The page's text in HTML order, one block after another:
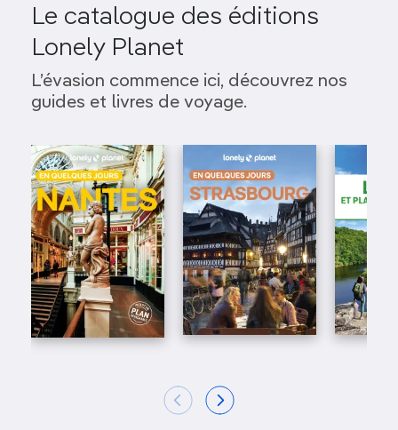
Le catalogue des éditions
Lonely Planet
L’évasion commence ici, découvrez nos
guides et livres de voyage.